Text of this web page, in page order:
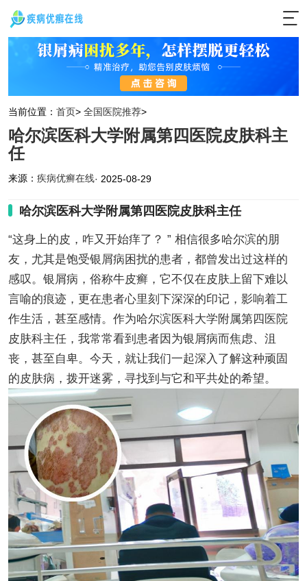
当前位置： 首页> 全国医院推荐>
哈尔滨医科大学附属第四医院皮肤科主
任
来源： 疾病优癣在线· 2025-08-29
哈尔滨医科大学附属第四医院皮肤科主任
“这身上的皮，咋又开始痒了？ ” 相信很多哈尔滨的朋
友，尤其是饱受银屑病困扰的患者，都曾发出过这样的
感叹。银屑病，俗称牛皮癣，它不仅在皮肤上留下难以
言喻的痕迹，更在患者心里刻下深深的印记，影响着工
作生活，甚至感情。作为哈尔滨医科大学附属第四医院
皮肤科主任，我常常看到患者因为银屑病而焦虑、沮
丧，甚至自卑。今天，就让我们一起深入了解这种顽固
的皮肤病，拨开迷雾，寻找到与它和平共处的希望。